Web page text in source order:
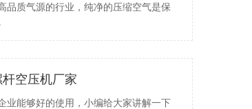
品质气源的行业，纯净的压缩空气是保
空压机厂家
业能够好的使用，小编给大家讲解一下